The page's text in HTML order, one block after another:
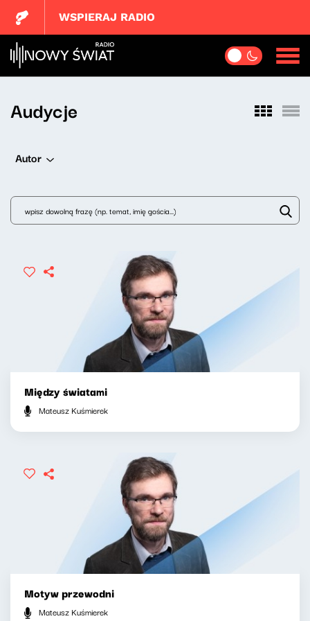
WSPIERAJ RADIO
Audycje
Autor
Między światami
Mateusz Kuśmierek
Motyw przewodni
Mateusz Kuśmierek